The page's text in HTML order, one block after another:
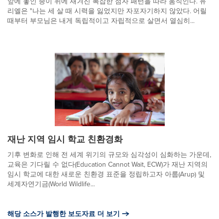
리엘은 "나는 세 살 때 시력을 잃었지만 자포자기하지 않았다. 어릴
때부터 부모님은 내게 독립적이고 자립적으로 살면서 열심히...
재난 지역 임시 학교 친환경화
기후 변화로 인해 전 세계 위기의 규모와 심각성이 심화하는 가운데,
교육은 기다릴 수 없다(Education Cannot Wait, ECW)가 재난 지역의
임시 학교에 대한 새로운 친환경 표준을 정립하고자 아룹(Arup) 및
세계자연기금(World Wildlife...
해당 소스가 발행한 보도자료 더 보기